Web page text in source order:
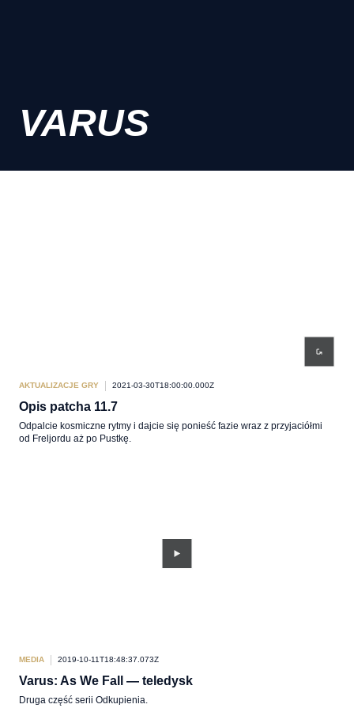
VARUS
AKTUALIZACJE GRY 2021-03-30T18:00:00.000Z
Opis patcha 11.7
Odpalcie kosmiczne rytmy i dajcie się ponieść fazie wraz z przyjaciółmi
od Freljordu aż po Pustkę.
MEDIA 2019-10-11T18:48:37.073Z
Varus: As We Fall — teledysk
Druga część serii Odkupienia.